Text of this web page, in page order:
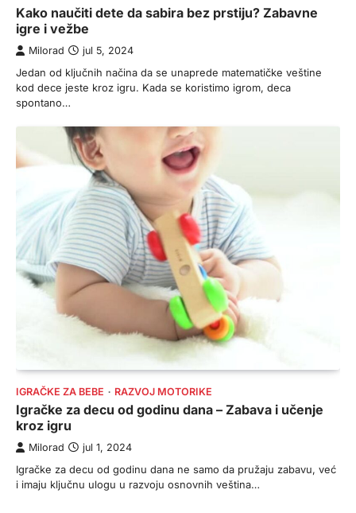
Kako naučiti dete da sabira bez prstiju? Zabavne
igre i vežbe
Milorad jul 5, 2024
Jedan od ključnih načina da se unaprede matematičke veštine
kod dece jeste kroz igru. Kada se koristimo igrom, deca
spontano…
IGRAČKE ZA BEBE RAZVOJ MOTORIKE
Igračke za decu od godinu dana – Zabava i učenje
kroz igru
Milorad jul 1, 2024
Igračke za decu od godinu dana ne samo da pružaju zabavu, već
i imaju ključnu ulogu u razvoju osnovnih veština…